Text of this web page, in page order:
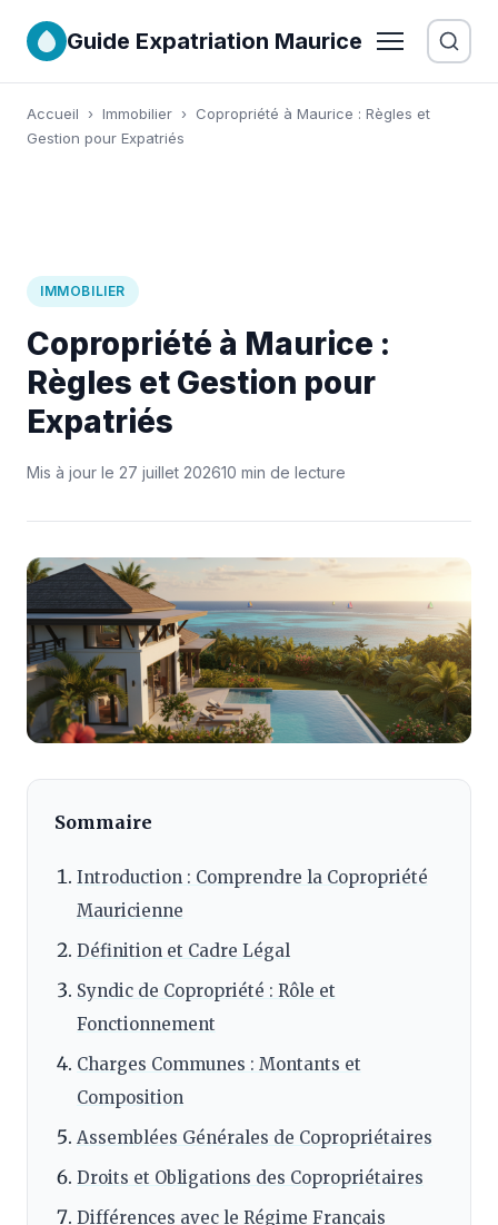
Guide Expatriation Maurice
Accueil › Immobilier ›
Copropriété à Maurice : Règles et
Gestion pour Expatriés
IMMOBILIER
Copropriété à Maurice :
Règles et Gestion pour
Expatriés
Mis à jour le 27 juillet 202610 min de lecture
Sommaire
Introduction : Comprendre la Copropriété
Mauricienne
Définition et Cadre Légal
Syndic de Copropriété : Rôle et
Fonctionnement
Charges Communes : Montants et
Composition
Assemblées Générales de Copropriétaires
Droits et Obligations des Copropriétaires
Différences avec le Régime Français